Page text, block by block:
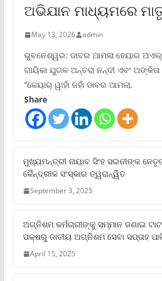
ଅଭିଯାନ ମାଧ୍ୟମରେ
May 13, 2026 admin
ଭୁବନେଶ୍ୱର: ଡାବର ଆମଲା ହେୟାର
ଗାୟିକା ଯୁଗଳ ଅନ୍ତରା ନନ୍ଦୀ ଏବଂ
“କେୟାର୍ ୱାହାଁ ଜହାଁ ଡାବର ଆମଲା,
Share
ମୁଖ୍ୟମନ୍ତ୍ରୀ ନାୟାବ ସିଂହ ସଇନୀଙ୍କ
କୈନ୍ଦ୍ରୀକ ସଂସ୍କାର ତ୍ୱରାନ୍ୱିତ
September 3, 2025
ଅଗ୍ନିଶମ କର୍ମଚାରୀଙ୍କୁ ସମ୍ମାନ ଜଣାଇ
ପକ୍ଷରୁ ଜାତୀୟ ଅଗ୍ନିଶମ ସେବା ସପ୍ତାହ
April 15, 2025